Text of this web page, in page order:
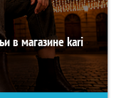
в магазине kari